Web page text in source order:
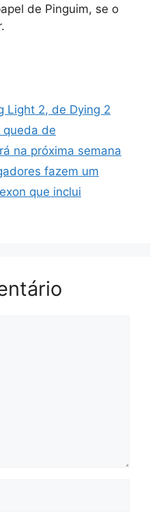
de Pinguim, se o
Light 2, de Dying 2
queda de
na próxima semana
fazem um
que inclui